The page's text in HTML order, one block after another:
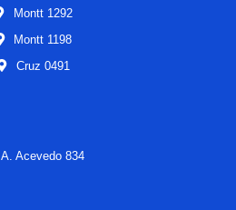
Montt 1292
Montt 1198
Cruz 0491
A. Acevedo 834